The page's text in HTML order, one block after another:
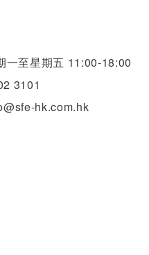
一至星期五 11:00-18:00
3101
hk.com.hk